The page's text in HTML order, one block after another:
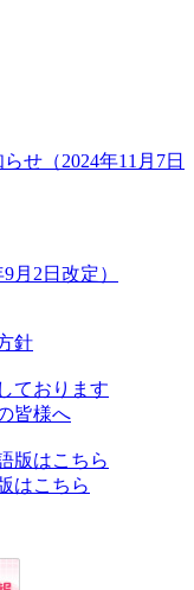
せ（2024年11月7日
月2日改定）
針
ております
皆様へ
版はこちら
はこちら